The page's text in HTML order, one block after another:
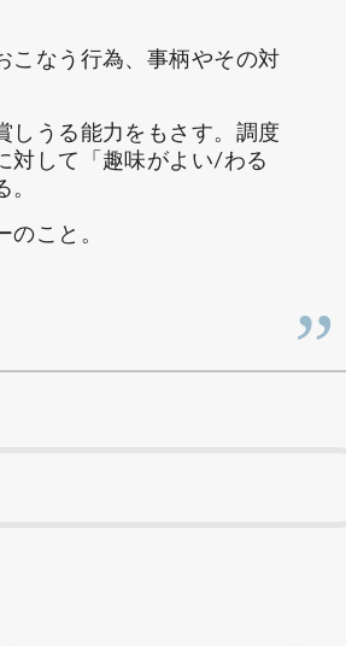
こなう行為、事柄やその対
しうる能力をもさす。調度
対して「趣味がよい/わる
こと。